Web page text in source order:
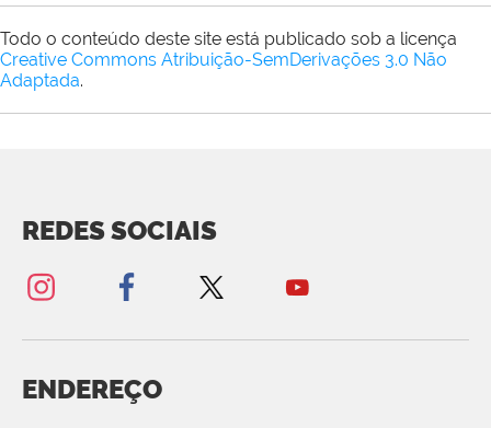
Todo o conteúdo deste site está publicado sob a licença
Creative Commons Atribuição-SemDerivações 3.0 Não
Adaptada.
REDES SOCIAIS
ENDEREÇO